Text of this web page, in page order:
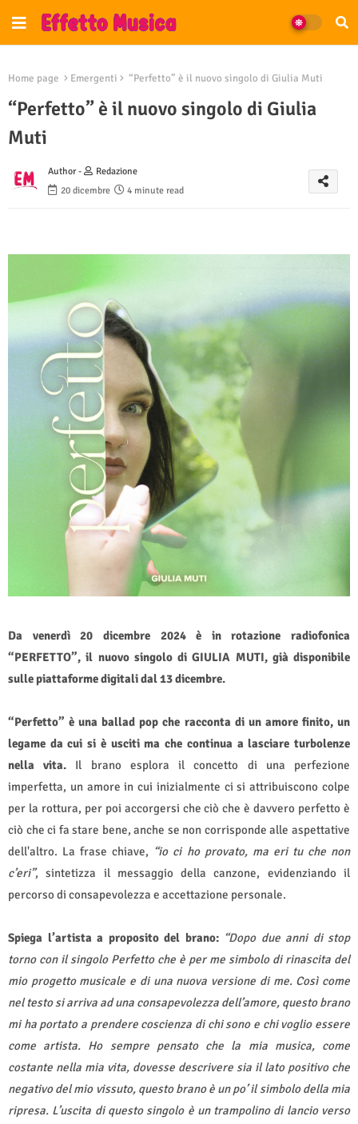
Home page Emergenti “Perfetto” è il nuovo singolo di Giulia Muti
“Perfetto” è il nuovo singolo di Giulia
Muti
Author -
Redazione
20 dicembre
4 minute read
Da venerdì 20 dicembre 2024 è in rotazione radiofonica
“PERFETTO”, il nuovo singolo di GIULIA MUTI, già disponibile
sulle piattaforme digitali dal 13 dicembre.
“Perfetto” è una ballad pop che racconta di un amore finito, un
legame da cui si è usciti ma che continua a lasciare turbolenze
nella vita. Il brano esplora il concetto di una perfezione
imperfetta, un amore in cui inizialmente ci si attribuiscono colpe
per la rottura, per poi accorgersi che ciò che è davvero perfetto è
ciò che ci fa stare bene, anche se non corrisponde alle aspettative
dell'altro. La frase chiave, “io ci ho provato, ma eri tu che non
c’eri”, sintetizza il messaggio della canzone, evidenziando il
percorso di consapevolezza e accettazione personale.
Spiega l’artista a proposito del brano: “Dopo due anni di stop
torno con il singolo Perfetto che è per me simbolo di rinascita del
mio progetto musicale e di una nuova versione di me. Così come
nel testo si arriva ad una consapevolezza dell’amore, questo brano
mi ha portato a prendere coscienza di chi sono e chi voglio essere
come artista. Ho sempre pensato che la mia musica, come
costante nella mia vita, dovesse descrivere sia il lato positivo che
negativo del mio vissuto, questo brano è un po’ il simbolo della mia
ripresa. L’uscita di questo singolo è un trampolino di lancio verso